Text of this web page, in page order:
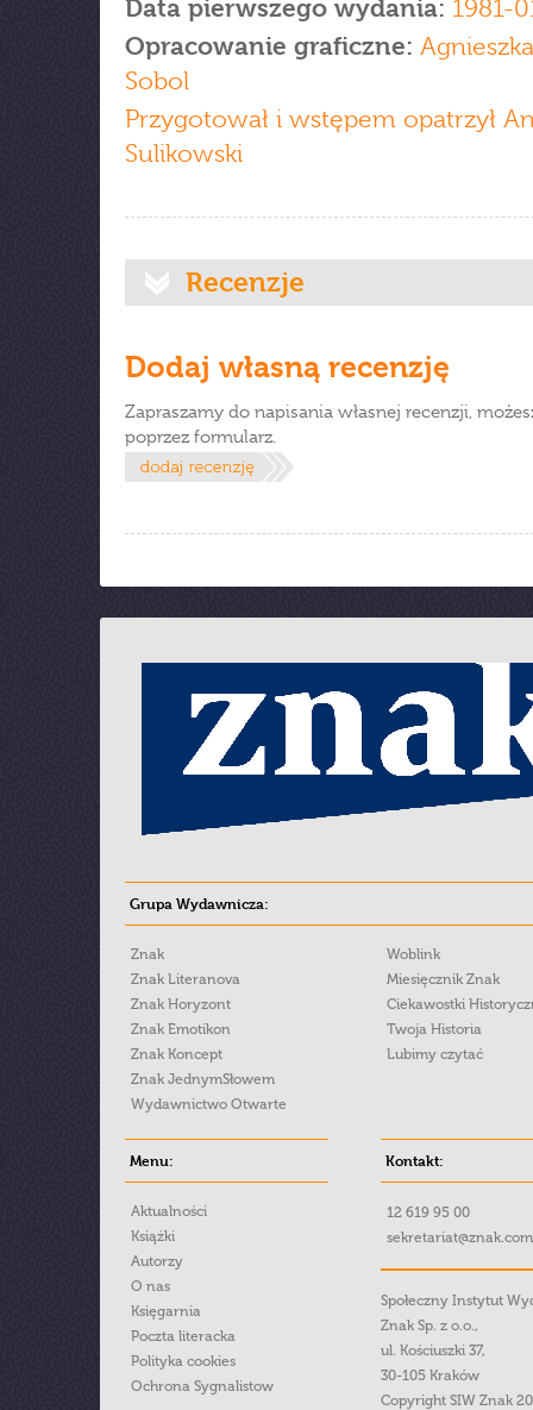
Data pierwszego wydania: 1981-
Opracowanie graficzne:
Sobol
Przygotował i wstępem opatrzył
Sulikowski
Recenzje
Dodaj własną recenzję
Zapraszamy do napisania własnej recenzji,
poprzez formularz.
Grupa Wydawnicza:
Znak
Znak Literanova
Znak Horyzont
Znak Emotikon
Znak Koncept
Znak JednymSłowem
Wydawnictwo Otwarte
Woblink
Miesięcznik Znak
Ciekawostki
Twoja Historia
Lubimy czytać
Menu:
Aktualności
Książki
Autorzy
O nas
Księgarnia
Poczta literacka
Polityka cookies
Ochrona Sygnalistow
Kontakt:
12 619 95 00
Społeczny Instytut
Znak Sp. z o.o.,
ul. Kościuszki 37,
30-105 Kraków
Copyright SIW Znak